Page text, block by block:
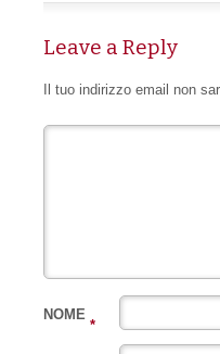
Leave a Reply
Il tuo indirizzo email non
NOME
*